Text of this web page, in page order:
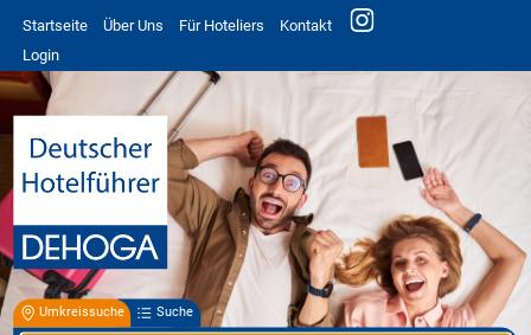
Startseite Über Uns Für Hoteliers
Kontakt
Login
Umkreissuche Suche